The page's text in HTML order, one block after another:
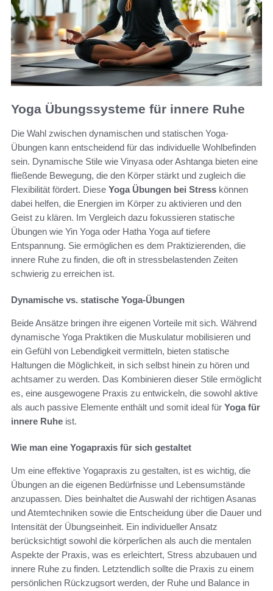
Yoga Übungssysteme für innere Ruhe
Die Wahl zwischen dynamischen und statischen Yoga-
Übungen kann entscheidend für das individuelle Wohlbefinden
sein. Dynamische Stile wie Vinyasa oder Ashtanga bieten eine
fließende Bewegung, die den Körper stärkt und zugleich die
Flexibilität fördert. Diese Yoga Übungen bei Stress können
dabei helfen, die Energien im Körper zu aktivieren und den
Geist zu klären. Im Vergleich dazu fokussieren statische
Übungen wie Yin Yoga oder Hatha Yoga auf tiefere
Entspannung. Sie ermöglichen es dem Praktizierenden, die
innere Ruhe zu finden, die oft in stressbelastenden Zeiten
schwierig zu erreichen ist.
Dynamische vs. statische Yoga-Übungen
Beide Ansätze bringen ihre eigenen Vorteile mit sich. Während
dynamische Yoga Praktiken die Muskulatur mobilisieren und
ein Gefühl von Lebendigkeit vermitteln, bieten statische
Haltungen die Möglichkeit, in sich selbst hinein zu hören und
achtsamer zu werden. Das Kombinieren dieser Stile ermöglicht
es, eine ausgewogene Praxis zu entwickeln, die sowohl aktive
als auch passive Elemente enthält und somit ideal für Yoga für
innere Ruhe ist.
Wie man eine Yogapraxis für sich gestaltet
Um eine effektive Yogapraxis zu gestalten, ist es wichtig, die
Übungen an die eigenen Bedürfnisse und Lebensumstände
anzupassen. Dies beinhaltet die Auswahl der richtigen Asanas
und Atemtechniken sowie die Entscheidung über die Dauer und
Intensität der Übungseinheit. Ein individueller Ansatz
berücksichtigt sowohl die körperlichen als auch die mentalen
Aspekte der Praxis, was es erleichtert, Stress abzubauen und
innere Ruhe zu finden. Letztendlich sollte die Praxis zu einem
persönlichen Rückzugsort werden, der Ruhe und Balance in